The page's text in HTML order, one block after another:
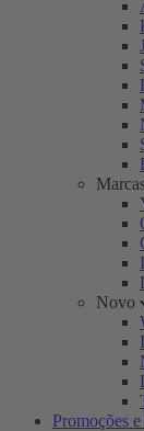
Novo
Promoções